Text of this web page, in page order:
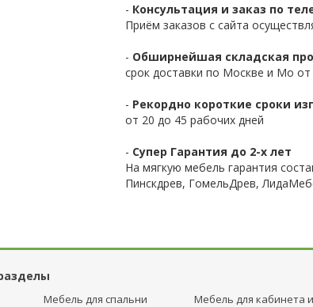
- Консультация и заказ по
Приём заказов с сайта
- Обширнейшая складская
срок доставки по Москве и Мо от
- Рекордно короткие сроки
от 20 до 45 рабочих дней
- Супер Гарантия до 2-х лет
На мягкую мебель гарантия
Пинскдрев, ГомельДрев,
Мебель для спальни
Мебель для кабинета и